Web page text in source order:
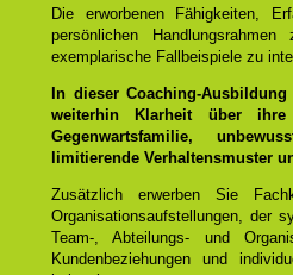
Die erworbenen Fähigkeiten,
persönlichen
exemplarische Fallbeispiele zu
In dieser Coaching-
weiterhin Klarheit über
Gegenwartsfamilie,
limitierende Verhaltensmuster
Zusätzlich erwerben Sie
Organisationsaufstellungen, der
Team-, Abteilungs- und
Kundenbeziehungen und